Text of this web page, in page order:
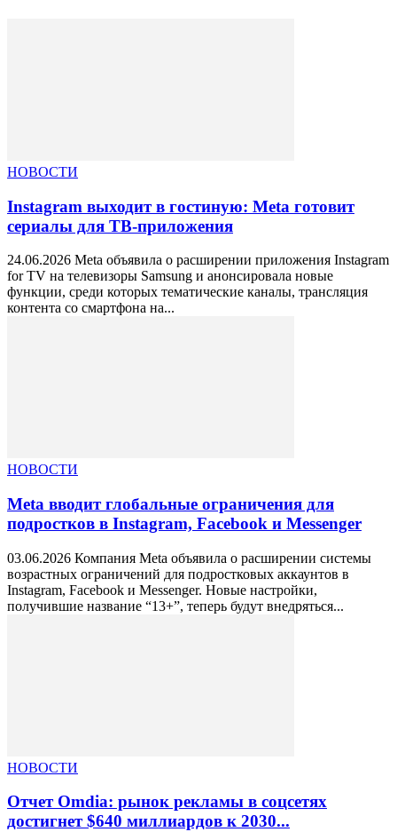
НОВОСТИ
Instagram выходит в гостиную: Meta готовит
сериалы для ТВ-приложения
24.06.2026 Meta объявила о расширении приложения Instagram
for TV на телевизоры Samsung и анонсировала новые
функции, среди которых тематические каналы, трансляция
контента со смартфона на...
НОВОСТИ
Meta вводит глобальные ограничения для
подростков в Instagram, Facebook и Messenger
03.06.2026 Компания Meta объявила о расширении системы
возрастных ограничений для подростковых аккаунтов в
Instagram, Facebook и Messenger. Новые настройки,
получившие название “13+”, теперь будут внедряться...
НОВОСТИ
Отчет Omdia: рынок рекламы в соцсетях
достигнет $640 миллиардов к 2030...